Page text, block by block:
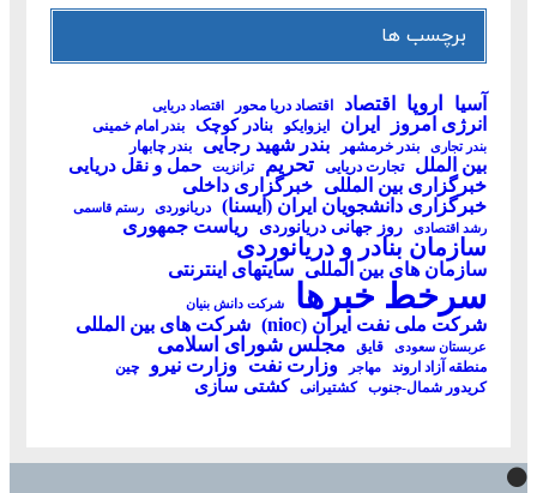
برچسب ها
آسیا اروپا اقتصاد اقتصاد دریا محور اقتصاد دریایی
انرژی امروز ایران ایزوایکو بنادر کوچک بندر امام خمینی
بندر تجاری بندر خرمشهر بندر شهید رجایی بندر چابهار
بین الملل تجارت دریایی تحریم ترانزیت حمل و نقل دریایی
خبرگزاری بین المللی
خبرگزاری داخلی
خبرگزاری دانشجویان ایران (ایسنا)
دریانوردی
رستم قاسمی
رشد اقتصادی
روز جهانی دریانوردی ریاست جمهوری
سازمان بنادر و دریانوردی
سازمان های بین المللی سایتهای اینترنتی
سرخط خبرها شرکت دانش بنیان
شرکت ملی نفت ایران (nioc) شرکت های بین المللی
عربستان سعودی قایق مجلس شورای اسلامی
منطقه آزاد اروند مهاجر وزارت نفت وزارت نیرو
چین
کریدور شمال-جنوب
کشتیرانی کشتی سازی